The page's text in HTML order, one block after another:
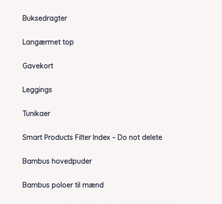
Buksedragter
Langærmet top
Gavekort
Leggings
Tunikaer
Smart Products Filter Index – Do not delete
Bambus hovedpuder
Bambus poloer til mænd